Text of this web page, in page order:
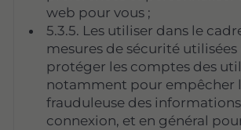
web pour vous ;
5.3.5. Les utiliser dans le
mesures de sécurité
protéger les comptes des
notamment pour empêcher
frauduleuse des
connexion, et en général